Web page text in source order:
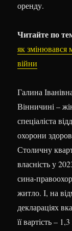
оренду.
Читайте по
як змінювався
війни
Галина
Вінничині –
спеціаліста
охорони
Столичну
власність у
сина-
житло. І, на
деклараціях
її вартість –